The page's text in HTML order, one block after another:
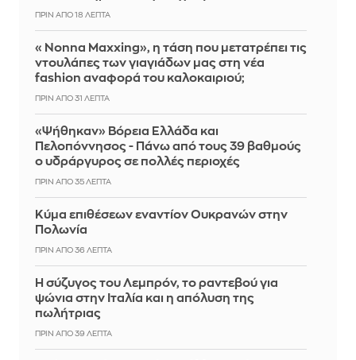
ΠΡΙΝ ΑΠΌ 18 ΛΕΠΤΆ
«Nonna Maxxing», η τάση που μετατρέπει τις
ντουλάπες των γιαγιάδων μας στη νέα
fashion αναφορά του καλοκαιριού;
ΠΡΙΝ ΑΠΌ 31 ΛΕΠΤΆ
«Ψήθηκαν» Βόρεια Ελλάδα και
Πελοπόννησος - Πάνω από τους 39 βαθμούς
ο υδράργυρος σε πολλές περιοχές
ΠΡΙΝ ΑΠΌ 36 ΛΕΠΤΆ
Κύμα επιθέσεων εναντίον Ουκρανών στην
Πολωνία
ΠΡΙΝ ΑΠΌ 36 ΛΕΠΤΆ
Η σύζυγος του Λεμπρόν, το ραντεβού για
ψώνια στην Ιταλία και η απόλυση της
πωλήτριας
ΠΡΙΝ ΑΠΌ 39 ΛΕΠΤΆ